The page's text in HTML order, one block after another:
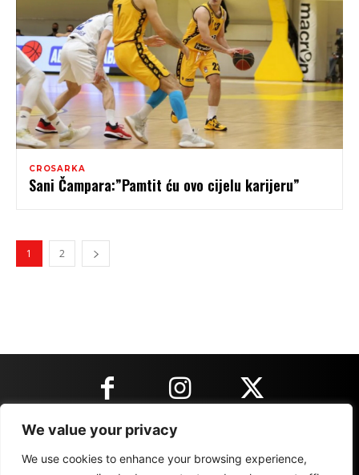
We value your privacy
We use cookies to enhance your browsing experience,
CROSARKA
Sani Čampara:”Pamtit ću ovo cijelu karijeru”
1 2
KONTAKT INFORMACIJE